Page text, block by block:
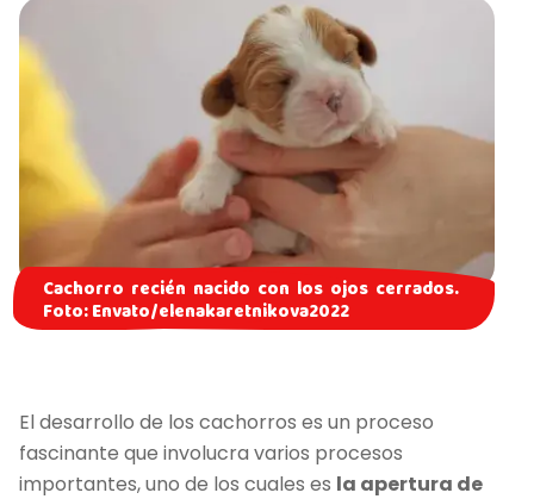
Cachorro recién nacido con los ojos cerrados.
Foto: Envato/elenakaretnikova2022
El desarrollo de los cachorros es un proceso
fascinante que involucra varios procesos
importantes, uno de los cuales es la apertura de